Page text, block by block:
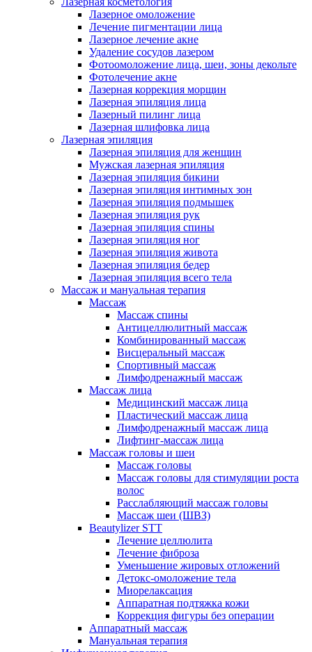
Лазерное омоложение
Лечение пигментации лица
Лазерное лечение акне
Удаление сосудов лазером
Фотоомоложение лица, шеи, зоны декольте
Фотолечение акне
Лазерная коррекция морщин
Лазерная эпиляция лица
Лазерный пилинг лица
Лазерная шлифовка лица
Лазерная эпиляция
Лазерная эпиляция для женщин
Мужская лазерная эпиляция
Лазерная эпиляция бикини
Лазерная эпиляция интимных зон
Лазерная эпиляция подмышек
Лазерная эпиляция рук
Лазерная эпиляция спины
Лазерная эпиляция ног
Лазерная эпиляция живота
Лазерная эпиляция бедер
Лазерная эпиляция всего тела
Массаж и мануальная терапия
Массаж
Массаж спины
Антицеллюлитный массаж
Комбинированный массаж
Висцеральный массаж
Спортивный массаж
Лимфодренажный массаж
Массаж лица
Медицинский массаж лица
Пластический массаж лица
Лимфодренажный массаж лица
Лифтинг-массаж лица
Массаж головы и шеи
Массаж головы
Массаж головы для стимуляции роста
волос
Расслабляющий массаж головы
Массаж шеи (ШВЗ)
Beautylizer STT
Лечение целлюлита
Лечение фиброза
Уменьшение жировых отложений
Детокс-омоложение тела
Миорелаксация
Аппаратная подтяжка кожи
Коррекция фигуры без операции
Аппаратный массаж
Мануальная терапия